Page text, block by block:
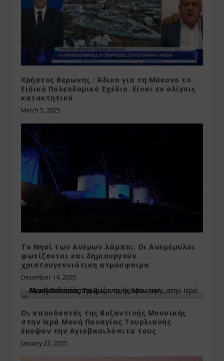
Χρήστος Βερωνης : Άδικο για τη Μύκονο το
Ειδικό Πολεοδομικό Σχέδιο. Είναι εν ολίγοις
κατακτητικό
March 5, 2025
Το Νησί των Ανέμων λάμπει: Οι Ανεμόμυλοι
φωτίζονται και δημιουργούν
χριστουγεννιάτικη ατμόσφαιρα
December 14, 2025
Οι σπουδαστές της Βυζαντινής Μουσικής
στην Ιερά Μονή Παναγίας Τουρλιανής
έκοψαν την Αγιοβασιλόπιτα τους
January 23, 2025